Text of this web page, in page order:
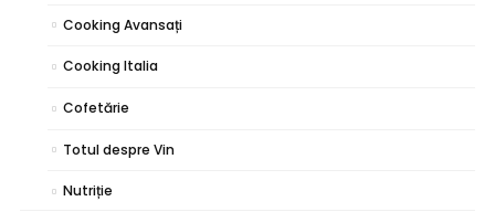
Cooking Avansați
Cooking Italia
Cofetărie
Totul despre Vin
Nutriție